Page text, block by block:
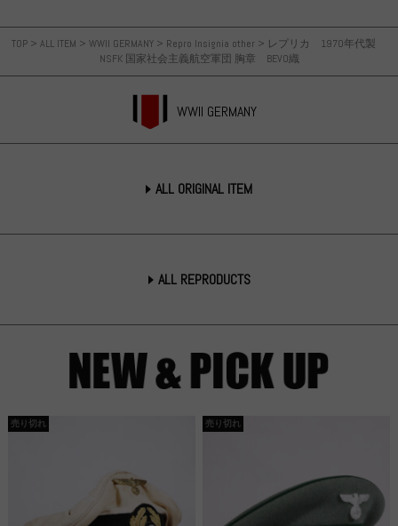
TOP > ALL ITEM > WWII GERMANY > Repro Insignia other > レプリカ 1970年代製
NSFK 国家社会主義航空軍団 胸章 BEVO織
WWII GERMANY
ALL ORIGINAL ITEM
ALL REPRODUCTS
売り切れ 売り切れ